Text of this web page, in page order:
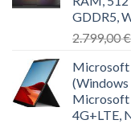
GDDR5,
2.799,00€
Microsoft
(Windows
Microsoft
4G+LTE,